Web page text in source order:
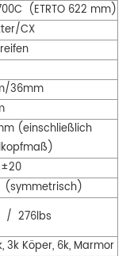
(ETRTO 622 mm)
CX
36mm
(einschließlich
(symmetrisch)
/ 276lbs
3k Köper, 6k, Marmor